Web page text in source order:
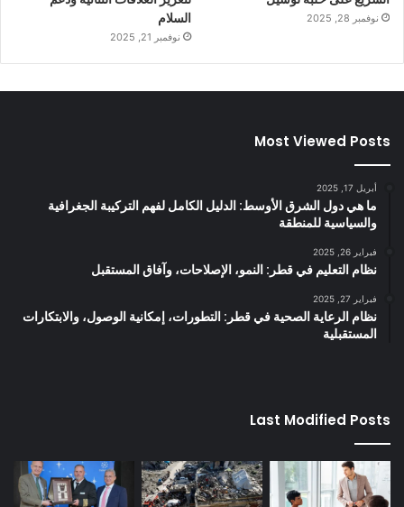
نوفمبر 28, 2025
السلام
نوفمبر 21, 2025
Most Viewed Posts
أبريل 17, 2025
ما هي دول الشرق الأوسط: الدليل الكامل لفهم التركيبة الجغرافية
والسياسية للمنطقة
فبراير 26, 2025
نظام التعليم في قطر: النمو، الإصلاحات، وآفاق المستقبل
فبراير 27, 2025
نظام الرعاية الصحية في قطر: التطورات، إمكانية الوصول، والابتكارات
المستقبلية
Last Modified Posts